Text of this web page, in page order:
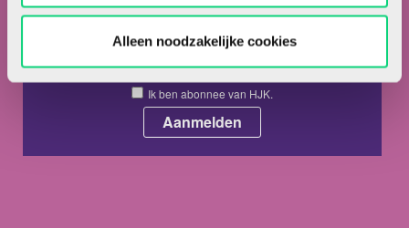
Alleen noodzakelijke cookies
Ik ga akkoord met de privacyvoorwaarden. *
Ik ben abonnee van HJK.